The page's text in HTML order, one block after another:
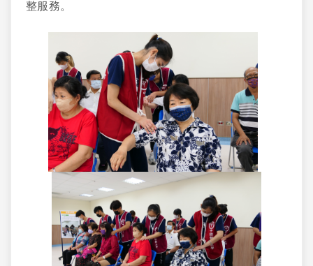
整服務。